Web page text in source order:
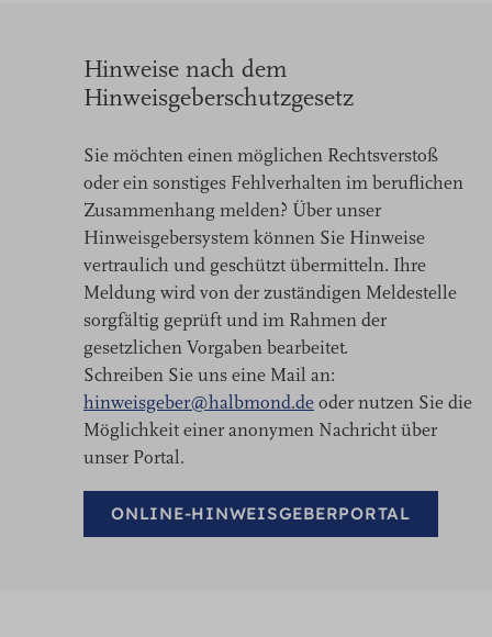
Hinweise nach dem
Hinweisgeberschutzgesetz
Sie möchten einen möglichen Rechtsverstoß
oder ein sonstiges Fehlverhalten im beruflichen
Zusammenhang melden? Über unser
Hinweisgebersystem können Sie Hinweise
vertraulich und geschützt übermitteln. Ihre
Meldung wird von der zuständigen Meldestelle
sorgfältig geprüft und im Rahmen der
gesetzlichen Vorgaben bearbeitet.
Schreiben Sie uns eine Mail an:
hinweisgeber@halbmond.de oder nutzen Sie die
Möglichkeit einer anonymen Nachricht über
unser Portal.
ONLINE-HINWEISGEBERPORTAL